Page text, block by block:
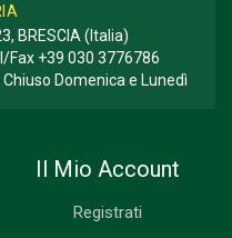
BRESCIA (Italia)
Fax +39 030 3776786
Domenica e Lunedì
Il Mio Account
Registrati